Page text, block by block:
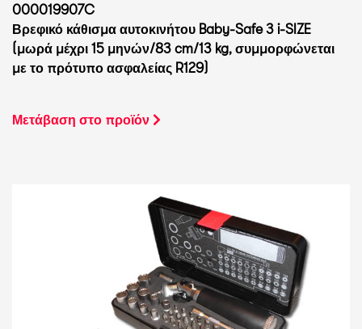
000019907C
Βρεφικό κάθισμα αυτοκινήτου Baby-Safe 3 i-SIZE
(μωρά μέχρι 15 μηνών/83 cm/13 kg, συμμορφώνεται
με το πρότυπο ασφαλείας R129)
Μετάβαση στο προϊόν